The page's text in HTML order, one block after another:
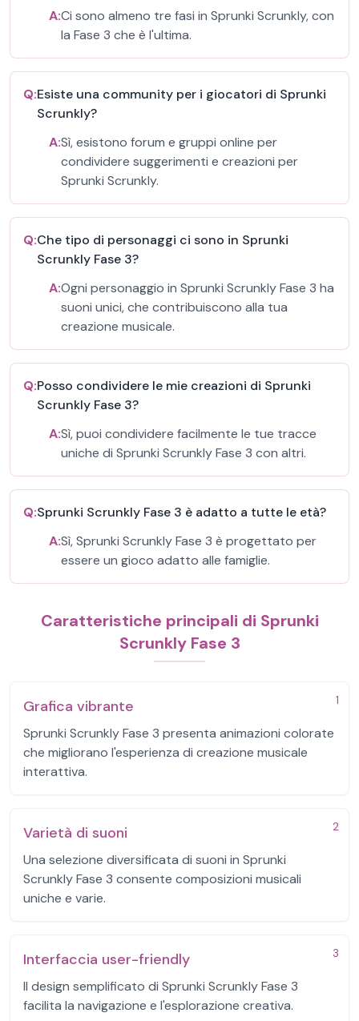
A:Ci sono almeno tre fasi in Sprunki Scrunkly, con
la Fase 3 che è l'ultima.
Q:Esiste una community per i giocatori di Sprunki
Scrunkly?
A:Sì, esistono forum e gruppi online per
condividere suggerimenti e creazioni per
Sprunki Scrunkly.
Q:Che tipo di personaggi ci sono in Sprunki
Scrunkly Fase 3?
A:Ogni personaggio in Sprunki Scrunkly Fase 3 ha
suoni unici, che contribuiscono alla tua
creazione musicale.
Q:Posso condividere le mie creazioni di Sprunki
Scrunkly Fase 3?
A:Sì, puoi condividere facilmente le tue tracce
uniche di Sprunki Scrunkly Fase 3 con altri.
Q:Sprunki Scrunkly Fase 3 è adatto a tutte le età?
A:Sì, Sprunki Scrunkly Fase 3 è progettato per
essere un gioco adatto alle famiglie.
Caratteristiche principali di Sprunki
Scrunkly Fase 3
1
Grafica vibrante
Sprunki Scrunkly Fase 3 presenta animazioni colorate
che migliorano l'esperienza di creazione musicale
interattiva.
2
Varietà di suoni
Una selezione diversificata di suoni in Sprunki
Scrunkly Fase 3 consente composizioni musicali
uniche e varie.
3
Interfaccia user-friendly
Il design semplificato di Sprunki Scrunkly Fase 3
facilita la navigazione e l'esplorazione creativa.